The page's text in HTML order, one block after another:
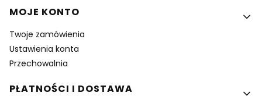
MOJE KONTO
Twoje zamówienia
Ustawienia konta
Przechowalnia
PŁATNOŚCI I DOSTAWA